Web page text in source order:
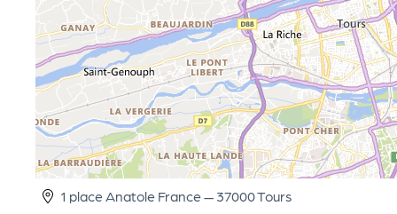
1 place Anatole France — 37000 Tours
P
R
O
G!